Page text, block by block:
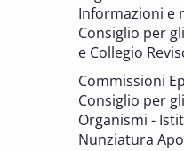
7 OTTOBRE 2025
Consulta
di culto
BENI CULTURALI E
Informazioni e
Consiglio per
e Collegio
Commissioni
Consiglio per
Organismi -
Nunziatura